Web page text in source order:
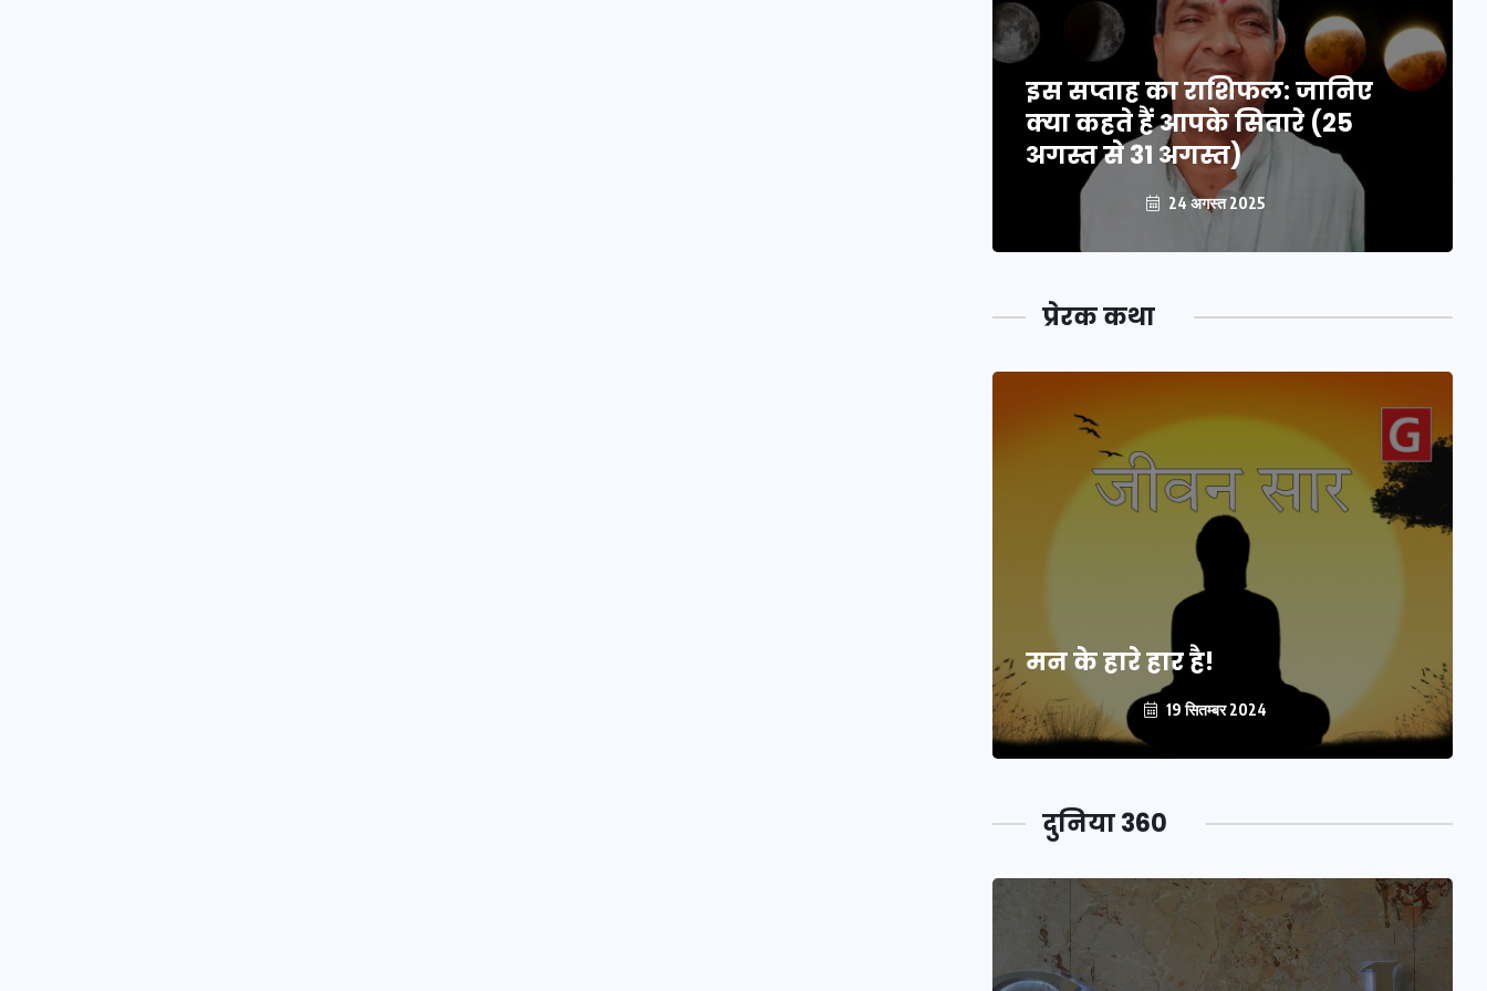
इस सप्ताह का राशिफल: जानिए
क्या कहते हैं आपके सितारे (25
अगस्त से 31 अगस्त)
24 अगस्त 2025
प्रेरक कथा
मन के हारे हार है!
19 सितम्बर 2024
दुनिया 360